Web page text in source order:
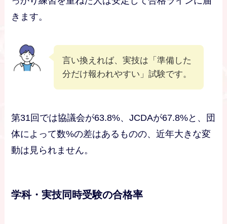
きます。
言い換えれば、実技は「準備した
分だけ報われやすい」試験です。
第31回では協議会が63.8%、JCDAが67.8%と、団
体によって数%の差はあるものの、近年大きな変
動は見られません。
学科・実技同時受験の合格率